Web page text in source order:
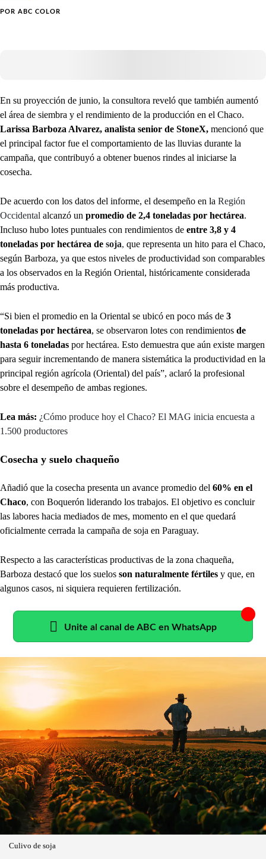
POR ABC COLOR
En su proyección de junio, la consultora reveló que también aumentó
el área de siembra y el rendimiento de la producción en el Chaco.
Larissa Barboza Alvarez, analista senior de StoneX, mencionó que
el principal factor fue el comportamiento de las lluvias durante la
campaña, que contribuyó a obtener buenos rindes al iniciarse la
cosecha.
De acuerdo con los datos del informe, el desempeño en la Región
Occidental alcanzó un promedio de 2,4 toneladas por hectárea.
Incluso hubo lotes puntuales con rendimientos de entre 3,8 y 4
toneladas por hectárea de soja, que representa un hito para el Chaco,
según Barboza, ya que estos niveles de productividad son comparables
a los observados en la Región Oriental, históricamente considerada
más productiva.
“Si bien el promedio en la Oriental se ubicó en poco más de 3
toneladas por hectárea, se observaron lotes con rendimientos de
hasta 6 toneladas por hectárea. Esto demuestra que aún existe margen
para seguir incrementando de manera sistemática la productividad en la
principal región agrícola (Oriental) del país”, aclaró la profesional
sobre el desempeño de ambas regiones.
Lea más: ¿Cómo produce hoy el Chaco? El MAG inicia encuesta a
1.500 productores
Cosecha y suelo chaqueño
Añadió que la cosecha presenta un avance promedio del 60% en el
Chaco, con Boquerón liderando los trabajos. El objetivo es concluir
las labores hacia mediados de mes, momento en el que quedará
oficialmente cerrada la campaña de soja en Paraguay.
Respecto a las características productivas de la zona chaqueña,
Barboza destacó que los suelos son naturalmente fértiles y que, en
algunos casos, ni siquiera requieren fertilización.
Unite al canal de ABC en WhatsApp
Culivo de soja